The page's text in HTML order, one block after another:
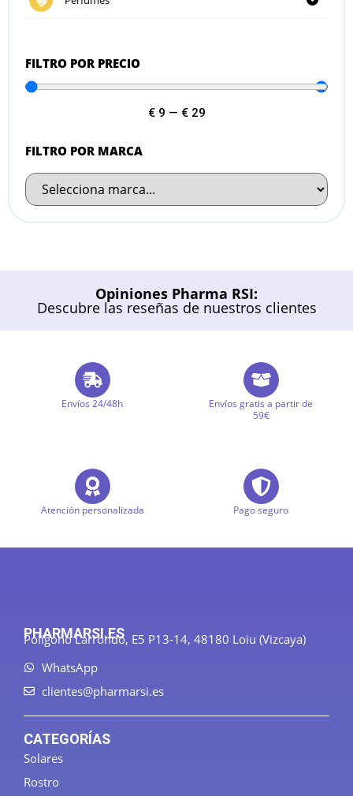
FILTRO POR PRECIO
€ 9 — € 29
FILTRO POR MARCA
Opiniones Pharma RSI:
Descubre las reseñas de nuestros clientes
Envíos 24/48h
Envíos gratis a partir de
59€
Atención personalizada Pago seguro
PHARMARSI.ES
Polígono Larrondo, E5 P13-14, 48180 Loiu (Vizcaya)
WhatsApp
clientes@pharmarsi.es
CATEGORÍAS
Solares
Rostro